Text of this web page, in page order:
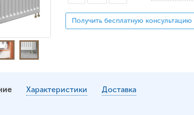
Получить бесплатную консультацию
Характеристики Доставка